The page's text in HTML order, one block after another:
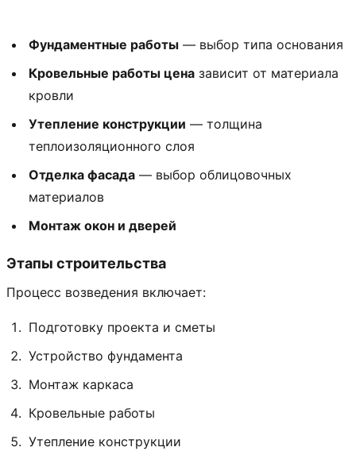
Фундаментные работы — выбор типа основания
Кровельные работы цена зависит от материала
кровли
Утепление конструкции — толщина
теплоизоляционного слоя
Отделка фасада — выбор облицовочных
материалов
Монтаж окон и дверей
Этапы строительства
Процесс возведения включает:
Подготовку проекта и сметы
Устройство фундамента
Монтаж каркаса
Кровельные работы
Утепление конструкции